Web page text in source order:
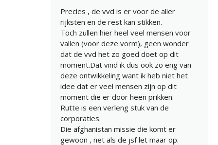
Precies , de vvd is er voor de aller
rijksten en de rest kan stikken.
Toch zullen hier heel veel mensen voor
vallen (voor deze vorm), geen wonder
dat de vvd het zo goed doet op dit
moment.Dat vind ik dus ook zo eng van
deze ontwikkeling want ik heb niet het
idee dat er veel mensen zijn op dit
moment die er door heen prikken.
Rutte is een verleng stuk van de
corporaties.
Die afghanistan missie die komt er
gewoon , net als de jsf let maar op.